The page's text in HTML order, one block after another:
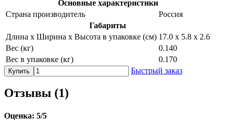
Основные характеристики
Страна производитель
Россия
Габариты
Длина х Ширина х Высота в упаковке (см) 17.0 х 5.8 х 2.6
Вес (кг)
0.140
Вес в упаковке (кг)
0.170
Купить Быстрый заказ
Отзывы (1)
Оценка: 5/5